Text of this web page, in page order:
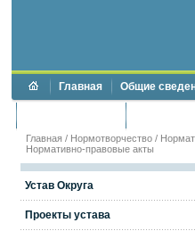
Главная Общие
Главная / Нормотворчество /
Нормативно-правовые акты
Устав Округа
Проекты устава